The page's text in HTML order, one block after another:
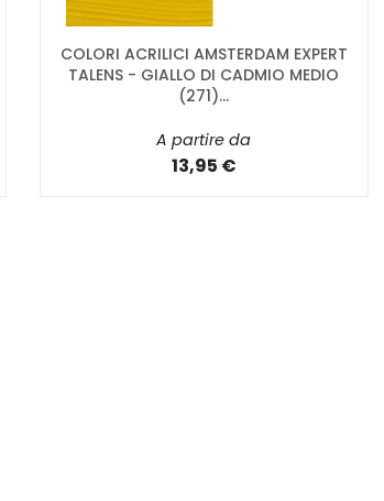
COLORI ACRILICI AMSTERDAM EXPERT
TALENS - GIALLO DI CADMIO MEDIO
(271)...
A partire da
13,95 €